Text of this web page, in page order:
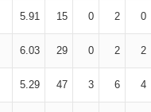
5.91 15 0 2 0
6.03 29 0 2 2
5.29 47 3 6 4